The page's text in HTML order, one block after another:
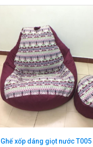
Ghế xốp dáng giọt nước T005